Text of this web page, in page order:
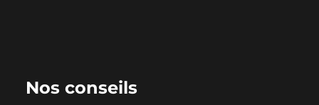
Nos conseils